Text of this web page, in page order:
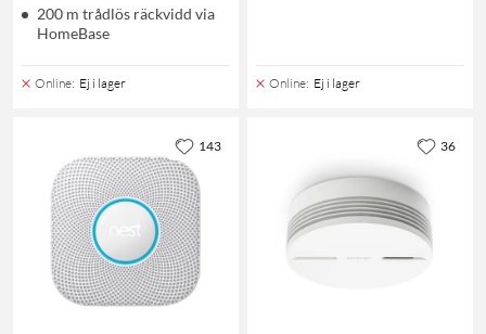
200 m trådlös räckvidd via
HomeBase
Online: Ej i lager Online: Ej i lager
143 36